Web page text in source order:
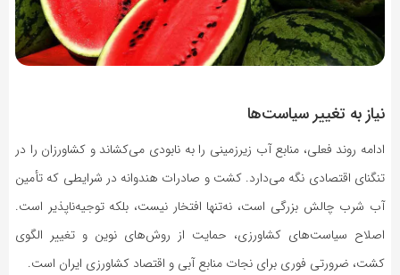
نیاز به تغییر سیاست‌ها
ادامه روند فعلی، منابع آب زیرزمینی را به نابودی می‌کشاند و کشاورزان را در
تنگنای اقتصادی نگه می‌دارد. کشت و صادرات هندوانه در شرایطی که تأمین
آب شرب چالش بزرگی است، نه‌تنها افتخار نیست، بلکه توجیه‌ناپذیر است.
اصلاح سیاست‌های کشاورزی، حمایت از روش‌های نوین و تغییر الگوی
کشت، ضرورتی فوری برای نجات منابع آبی و اقتصاد کشاورزی ایران است.